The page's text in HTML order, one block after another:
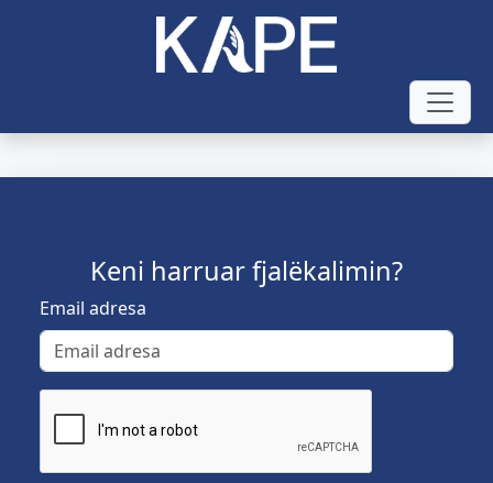
Keni harruar fjalëkalimin?
Email adresa